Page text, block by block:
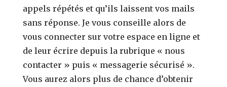
appels répétés et qu’ils laissent vos mails
sans réponse. Je vous conseille alors de
vous connecter sur votre espace en ligne et
de leur écrire depuis la rubrique « nous
contacter » puis « messagerie sécurisé ».
Vous aurez alors plus de chance d’obtenir